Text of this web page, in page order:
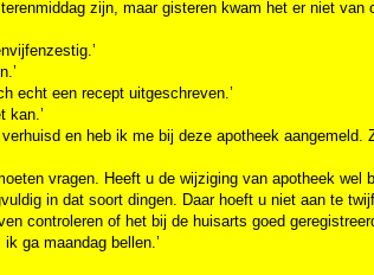
zijn, maar gisteren kwam het er niet van
echt een recept uitgeschreven.’
kan.’
en heb ik me bij deze apotheek
vragen. Heeft u de wijziging van apotheek wel
in dat soort dingen. Daar hoeft u niet aan te
controleren of het bij de huisarts goed
ga maandag bellen.’